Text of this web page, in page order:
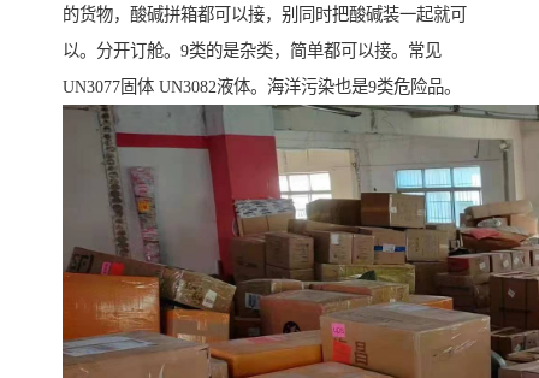
的货物，酸碱拼箱都可以接，别同时把酸碱装一起就可
以。分开订舱。9类的是杂类，简单都可以接。常见
UN3077固体 UN3082液体。海洋污染也是9类危险品。